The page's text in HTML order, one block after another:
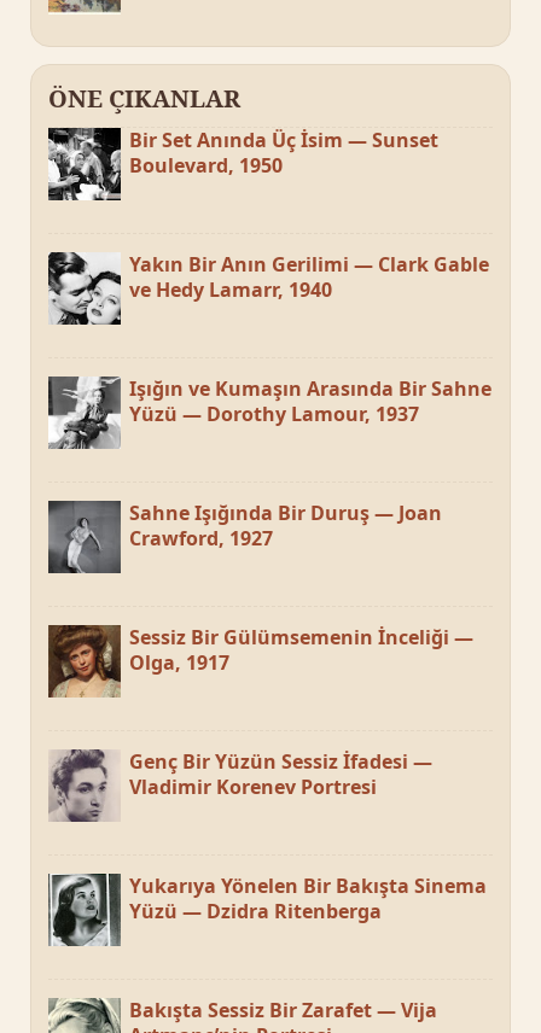
ÖNE ÇIKANLAR
Bir Set Anında Üç İsim — Sunset
Boulevard, 1950
Yakın Bir Anın Gerilimi — Clark Gable
ve Hedy Lamarr, 1940
Işığın ve Kumaşın Arasında Bir Sahne
Yüzü — Dorothy Lamour, 1937
Sahne Işığında Bir Duruş — Joan
Crawford, 1927
Sessiz Bir Gülümsemenin İnceliği —
Olga, 1917
Genç Bir Yüzün Sessiz İfadesi —
Vladimir Korenev Portresi
Yukarıya Yönelen Bir Bakışta Sinema
Yüzü — Dzidra Ritenberga
Bakışta Sessiz Bir Zarafet — Vija